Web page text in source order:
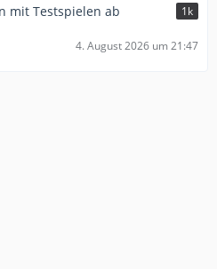
mit Testspielen ab
1k
4. August 2026 um 21:47